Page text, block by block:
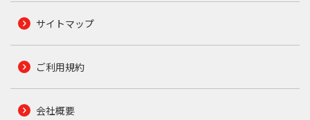
サイトマップ
ご利用規約
会社概要